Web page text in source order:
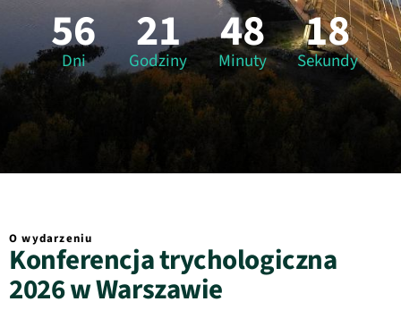
56
Dni 21
Godziny 48
Minuty 17
Sekundy
O wydarzeniu
Konferencja trychologiczna
2026 w Warszawie